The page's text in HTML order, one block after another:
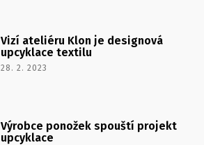
Vizí ateliéru Klon je designová
upcyklace textilu
28. 2. 2023
Výrobce ponožek spouští projekt
upcyklace